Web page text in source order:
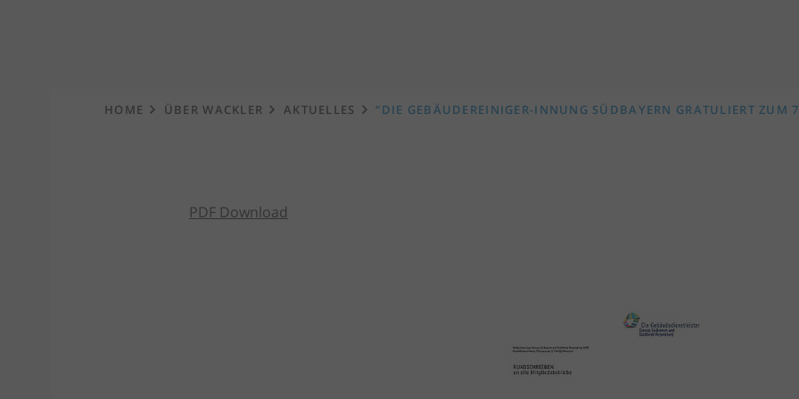
HOME ÜBER WACKLER AKTUELLES “DIE GEBÄUDEREINIGER-INNUNG SÜDBAYERN GRATULIERT ZUM
PDF Download